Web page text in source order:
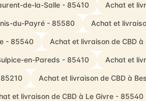
de-la-Salle - 85410 Achat et
du-Payré - 85580 Achat et
- 85540 Achat et livraison de CBD
en-Pareds - 85410 Achat et
Achat et livraison de CBD à
et livraison de CBD à Le Givre - 85540